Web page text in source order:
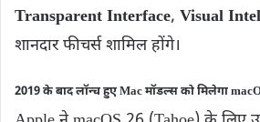
Transparent Interface, Visual
शानदार फीचर्स शामिल होंगे।
2019 के बाद लॉन्च हुए Mac मॉडल्स को मिलेगा